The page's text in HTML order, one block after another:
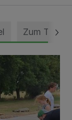
Zum Thema
Festzelt